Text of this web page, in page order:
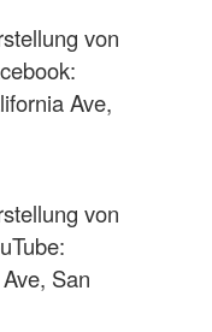
von
Ave,
von
San